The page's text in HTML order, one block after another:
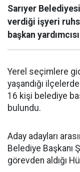
Sarıyer
verdiği işyeri
başkan
Yerel seçimlere
yaşandığı
16 kişi belediye
bulundu.
Aday adayları
Belediye Başkanı
görevden aldığı